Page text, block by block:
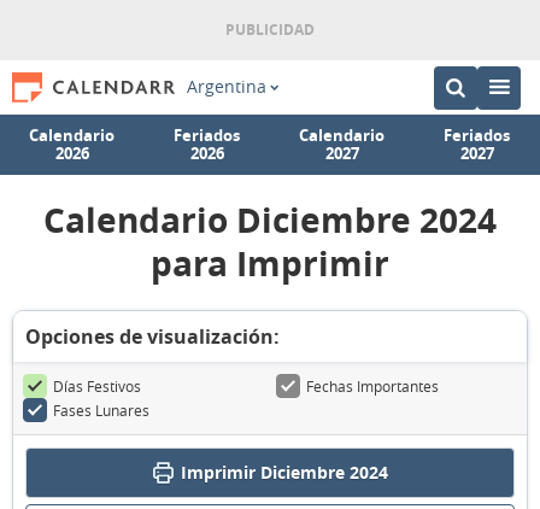
Argentina
Calendario
2026
Feriados
2026
Calendario
2027
Feriados
2027
Calendario Diciembre 2024
para Imprimir
Opciones de visualización:
Días Festivos
Fechas Importantes
Fases Lunares
Imprimir Diciembre 2024